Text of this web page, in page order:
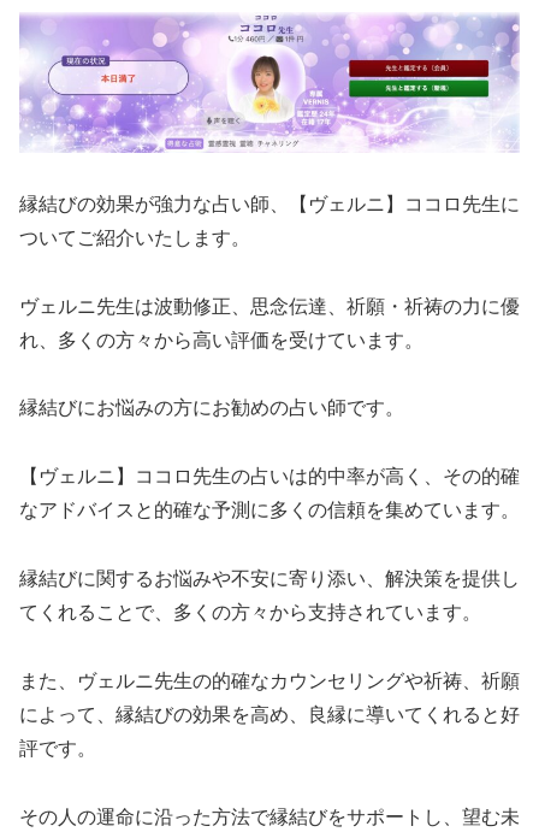
縁結びの効果が強力な占い師、【ヴェルニ】ココロ先生に
ついてご紹介いたします。
ヴェルニ先生は波動修正、思念伝達、祈願・祈祷の力に優
れ、多くの方々から高い評価を受けています。
縁結びにお悩みの方にお勧めの占い師です。
【ヴェルニ】ココロ先生の占いは的中率が高く、その的確
なアドバイスと的確な予測に多くの信頼を集めています。
縁結びに関するお悩みや不安に寄り添い、解決策を提供し
てくれることで、多くの方々から支持されています。
また、ヴェルニ先生の的確なカウンセリングや祈祷、祈願
によって、縁結びの効果を高め、良縁に導いてくれると好
評です。
その人の運命に沿った方法で縁結びをサポートし、望む未